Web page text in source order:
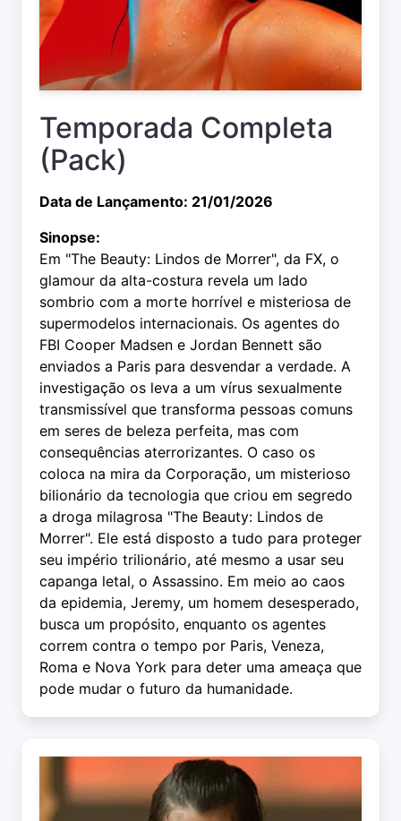
Temporada Completa
(Pack)
Data de Lançamento: 21/01/2026
Sinopse:
Em "The Beauty: Lindos de Morrer", da FX, o
glamour da alta-costura revela um lado
sombrio com a morte horrível e misteriosa de
supermodelos internacionais. Os agentes do
FBI Cooper Madsen e Jordan Bennett são
enviados a Paris para desvendar a verdade. A
investigação os leva a um vírus sexualmente
transmissível que transforma pessoas comuns
em seres de beleza perfeita, mas com
consequências aterrorizantes. O caso os
coloca na mira da Corporação, um misterioso
bilionário da tecnologia que criou em segredo
a droga milagrosa "The Beauty: Lindos de
Morrer". Ele está disposto a tudo para proteger
seu império trilionário, até mesmo a usar seu
capanga letal, o Assassino. Em meio ao caos
da epidemia, Jeremy, um homem desesperado,
busca um propósito, enquanto os agentes
correm contra o tempo por Paris, Veneza,
Roma e Nova York para deter uma ameaça que
pode mudar o futuro da humanidade.